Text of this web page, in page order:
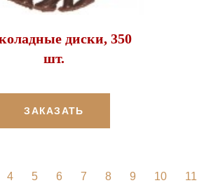
диски, 350
шт.
ЗАКАЗАТЬ
4 5 6 7 8 9 10
11